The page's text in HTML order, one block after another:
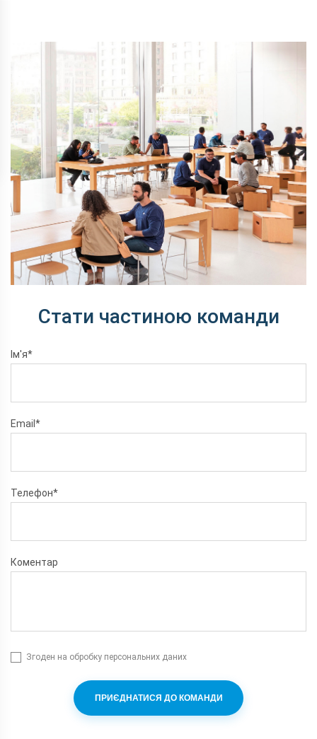
Стати частиною команди
Ім'я*
Email*
Телефон*
Коментар
Згоден на обробку персональних даних
ПРИЄДНАТИСЯ ДО КОМАНДИ